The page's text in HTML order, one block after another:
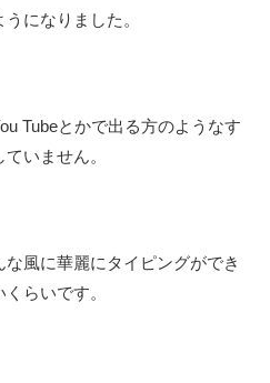
になりました。
Tubeとかで出る方のようなす
いません。
風に華麗にタイピングができ
らいです。